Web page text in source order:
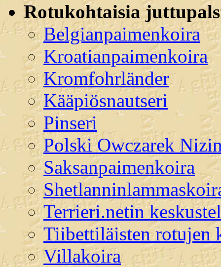
Rotukohtaisia
Belgianpaimenkoira
Kroatianpaimenkoira
Kromfohrländer
Kääpiösnautseri
Pinseri
Polski Owczarek
Saksanpaimenkoira
Terrieri.netin
Tiibettiläisten rotujen
Villakoira